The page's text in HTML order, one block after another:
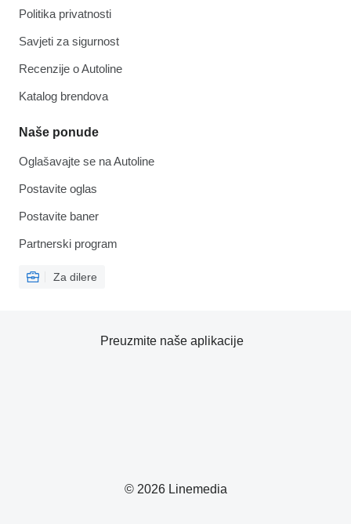
Politika privatnosti
Savjeti za sigurnost
Recenzije o Autoline
Katalog brendova
Naše ponude
Oglašavajte se na Autoline
Postavite oglas
Postavite baner
Partnerski program
Za dilere
© 2026 Linemedia
Preuzmite naše aplikacije